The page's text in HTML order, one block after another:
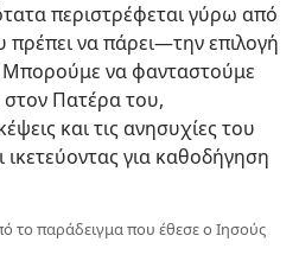
περιστρέφεται γύρω από
να πάρει​—την επιλογή
να φανταστούμε
στον Πατέρα του,
και τις ανησυχίες του
για καθοδήγηση
το παράδειγμα που έθεσε ο Ιησούς